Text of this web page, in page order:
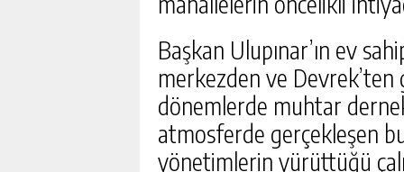
Başkan Ulupınar’ın ev
merkezden ve
dönemlerde muhtar
atmosferde gerçekleşen
yönetimlerin yürüttüğü